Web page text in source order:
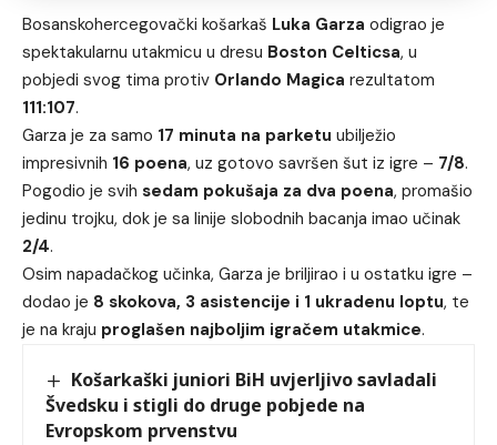
Bosanskohercegovački košarkaš Luka Garza odigrao je
spektakularnu utakmicu u dresu Boston Celticsa, u
pobjedi svog tima protiv Orlando Magica rezultatom
111:107.
Garza je za samo 17 minuta na parketu ubilježio
impresivnih 16 poena, uz gotovo savršen šut iz igre – 7/8.
Pogodio je svih sedam pokušaja za dva poena, promašio
jedinu trojku, dok je sa linije slobodnih bacanja imao učinak
2/4.
Osim napadačkog učinka, Garza je briljirao i u ostatku igre –
dodao je 8 skokova, 3 asistencije i 1 ukradenu loptu, te
je na kraju proglašen najboljim igračem utakmice.
Košarkaški juniori BiH uvjerljivo savladali
Švedsku i stigli do druge pobjede na
Evropskom prvenstvu